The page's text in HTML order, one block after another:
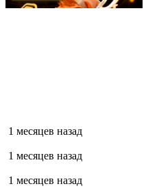
1 месяцев назад
1 месяцев назад
1 месяцев назад